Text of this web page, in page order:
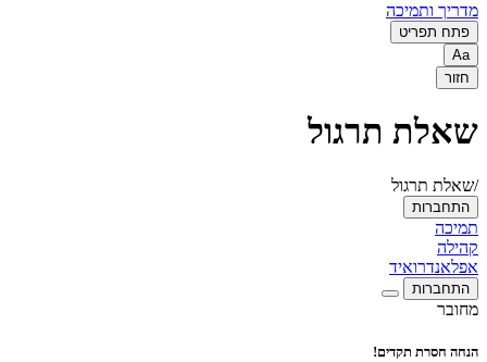
מדריך ותמיכה
פתח תפריט
Aa
חזור
שאלת תרגול
/שאלת תרגול
התחברות
תמיכה
קהילה
אפלאנדרואיד
התחברות
מחובר
הנחה חסרת תקדים!